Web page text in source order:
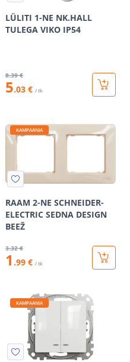
LÜLITI 1-NE NK.HALL
TULEGA VIKO IP54
8.39 €
5.03 € / tk
KAMPAANIA
RAAM 2-NE SCHNEIDER-
ELECTRIC SEDNA DESIGN
BEEŽ
3.32 €
1 .99 € / tk
KAMPAANIA